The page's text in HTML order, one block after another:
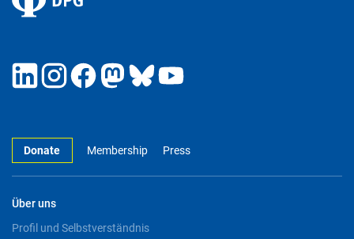
Donate Membership Press
Über uns
Profil und Selbstverständnis